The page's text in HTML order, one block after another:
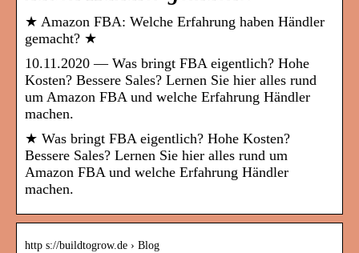
★ Amazon FBA: Welche Erfahrung haben Händler
gemacht? ★
10.11.2020 — Was bringt FBA eigentlich? Hohe
Kosten? Bessere Sales? Lernen Sie hier alles rund
um Amazon FBA und welche Erfahrung Händler
machen.
★ Was bringt FBA eigentlich? Hohe Kosten?
Bessere Sales? Lernen Sie hier alles rund um
Amazon FBA und welche Erfahrung Händler
machen.
http s://buildtogrow.de › Blog